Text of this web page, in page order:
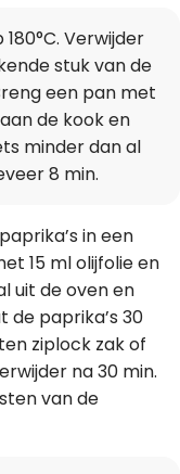
Verwijder
stuk van de
een pan met
de kook en
minder dan al
8 min.
in een
15 ml olijfolie en
uit de oven en
de paprika’s 30
ziplock zak of
na 30 min.
van de